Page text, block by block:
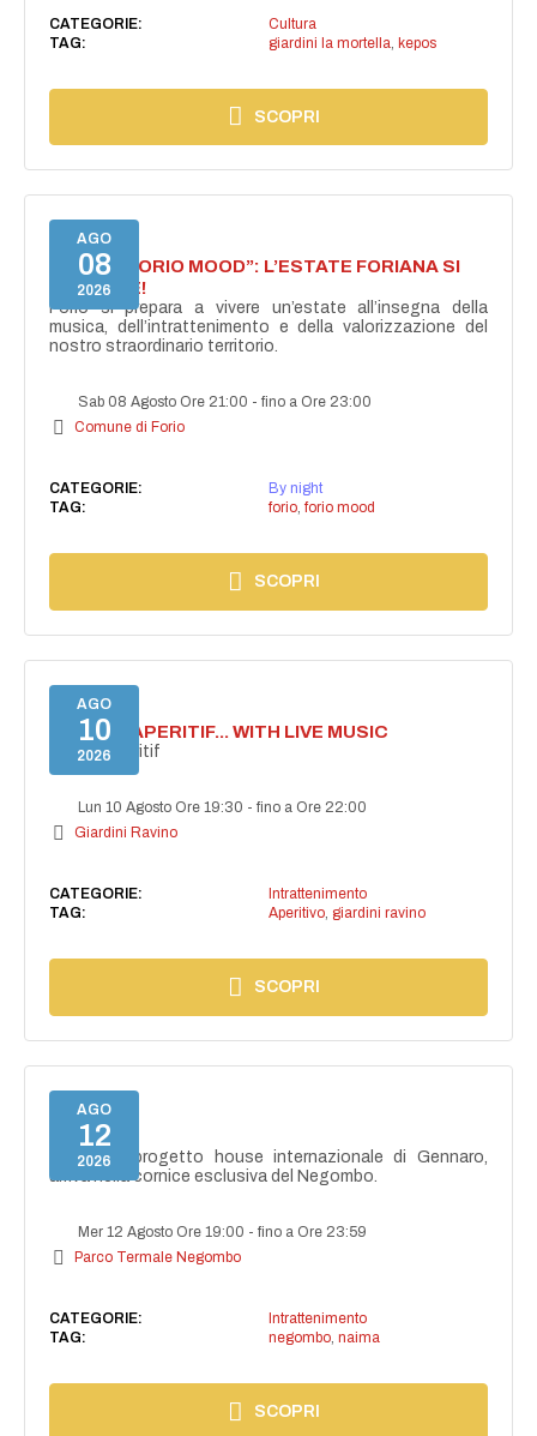
CATEGORIE:
Cultura
TAG:
giardini la mortella kepos
SCOPRI
AGO
08
2026
NASCE “FORIO MOOD”: L’ESTATE FORIANA SI
ACCENDE!
Forio si prepara a vivere un’estate all’insegna della
musica, dell’intrattenimento e della valorizzazione del
nostro straordinario territorio.
Sab 08 Agosto Ore 21:00 -fino a Ore 23:00
Comune di Forio
CATEGORIE:
By night
TAG:
forio, forio mood
SCOPRI
AGO
10
2026
SECRET APERITIF... WITH LIVE MUSIC
Secret aperitif
Lun 10 Agosto Ore 19:30 -fino a Ore 22:00
Giardini Ravino
CATEGORIE:
Intrattenimento
TAG:
Aperitivo, giardini ravino
SCOPRI
AGO
12
2026
NAIMA
NAIMA, il progetto house internazionale di Gennaro,
arriva nella cornice esclusiva del Negombo.
Mer 12 Agosto Ore 19:00 -fino a Ore 23:59
Parco Termale Negombo
CATEGORIE:
Intrattenimento
TAG:
negombo, naima
SCOPRI